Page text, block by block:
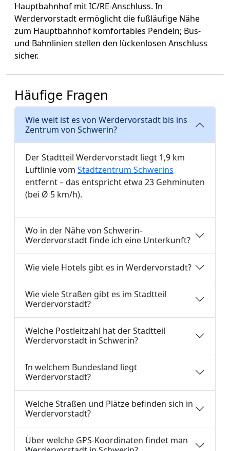
Hauptbahnhof mit IC/RE-Anschluss. In
Werdervorstadt ermöglicht die fußläufige Nähe
zum Hauptbahnhof komfortables Pendeln; Bus-
und Bahnlinien stellen den lückenlosen Anschluss
sicher.
Häufige Fragen
Wie weit ist es von Werdervorstadt bis ins
Zentrum von Schwerin?
Der Stadtteil Werdervorstadt liegt 1,9 km
Luftlinie vom Stadtzentrum Schwerins
entfernt – das entspricht etwa 23 Gehminuten
(bei Ø 5 km/h).
Wo in der Nähe von Schwerin-
Werdervorstadt finde ich eine Unterkunft?
Wie viele Hotels gibt es in Werdervorstadt?
Wie viele Straßen gibt es im Stadtteil
Werdervorstadt?
Welche Postleitzahl hat der Stadtteil
Werdervorstadt in Schwerin?
In welchem Bundesland liegt
Werdervorstadt?
Welche Straßen und Plätze befinden sich in
Werdervorstadt?
Über welche GPS-Koordinaten findet man